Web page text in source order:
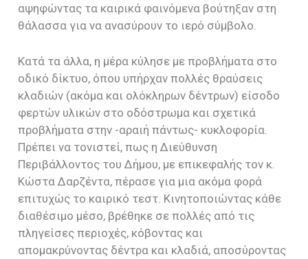
αψηφώντας τα καιρικά φαινόμενα βούτηξαν στη
θάλασσα για να ανασύρουν το ιερό σύμβολο.
Κατά τα άλλα, η μέρα κύλησε με προβλήματα στο
οδικό δίκτυο, όπου υπήρχαν πολλές θραύσεις
κλαδιών (ακόμα και ολόκληρων δέντρων) είσοδο
φερτών υλικών στο οδόστρωμα και σχετικά
προβλήματα στην -αραιή πάντως- κυκλοφορία.
Πρέπει να τονιστεί, πως η Διεύθυνση
Περιβάλλοντος του Δήμου, με επικεφαλής τον κ.
Κώστα Δαρζέντα, πέρασε για μια ακόμα φορά
επιτυχώς το καιρικό τεστ. Κινητοποιώντας κάθε
διαθέσιμο μέσο, βρέθηκε σε πολλές από τις
πληγείσες περιοχές, κόβοντας και
απομακρύνοντας δέντρα και κλαδιά, αποσύροντας